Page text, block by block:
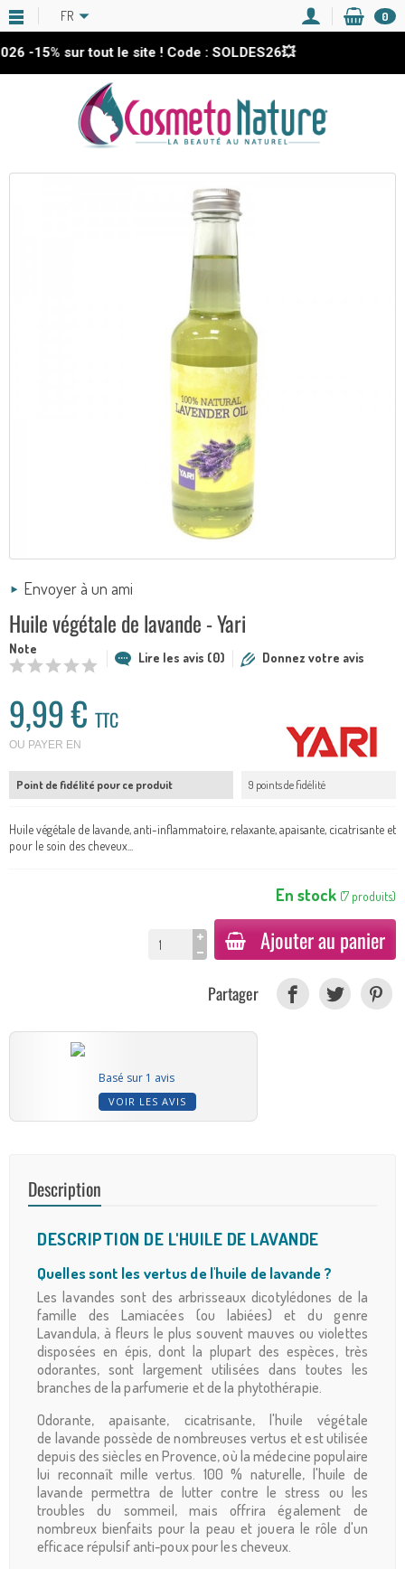
15%sur tout le site ! Code : SOLDES26💥
FR 0
Envoyer à un ami
Huile végétale de lavande - Yari
Note
Lire les avis (0) Donnez votre avis
9,99 € TTC
OU PAYER EN
Point de fidélité pour ce produit 9 points de fidélité
Huile végétale de lavande, anti-inflammatoire, relaxante, apaisante, cicatrisante et
pour le soin des cheveux...
En stock (7 produits)
Ajouter au panier
Partager
Basé sur 1 avis
VOIR LES AVIS
Description
DESCRIPTION DE L'HUILE DE LAVANDE
Quelles sont les vertus de l'huile de lavande ?
Les lavandes sont des arbrisseaux dicotylédones de la
famille des Lamiacées (ou labiées) et du genre
Lavandula, à fleurs le plus souvent mauves ou violettes
disposées en épis, dont la plupart des espèces, très
odorantes, sont largement utilisées dans toutes les
branches de la parfumerie et de la phytothérapie.
Odorante, apaisante, cicatrisante, l'huile végétale
de lavande possède de nombreuses vertus et est utilisée
depuis des siècles en Provence, où la médecine populaire
lui reconnaît mille vertus. 100 % naturelle, l'huile de
lavande permettra de lutter contre le stress ou les
troubles du sommeil, mais offrira également de
nombreux bienfaits pour la peau et jouera le rôle d'un
efficace répulsif anti-poux pour les cheveux.